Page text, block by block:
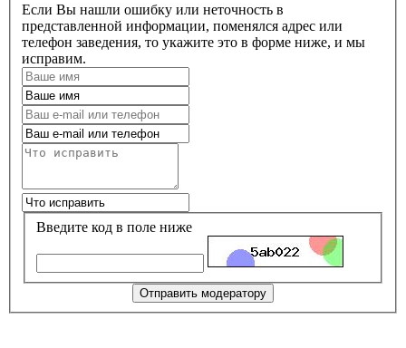
Если Вы нашли ошибку или неточность в
представленной информации, поменялся адрес или
телефон заведения, то укажите это в форме ниже, и мы
исправим.
Введите код в поле ниже
Отправить модератору